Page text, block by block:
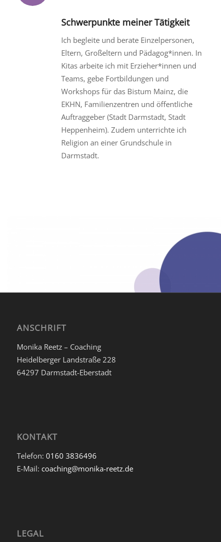
Schwerpunkte meiner Tätigkeit
Ich begleite und berate Einzelpersonen,
Eltern, Großeltern und Pädagog*innen. In
Kitas arbeite ich mit Erzieher*innen und
Teams, gebe Fortbildungen und
Workshops für das Bistum Mainz, die
EKHN, Familienzentren und öffentliche
Auftraggeber (Stadt Darmstadt, Stadt
Heppenheim). Zudem unterrichte ich
Religion an einer Grundschule in
Darmstadt.
ANSCHRIFT
Monika Reetz – Coaching
Heidelberger Landstraße 228
64297 Darmstadt-Eberstadt
KONTAKT
Telefon: 0160 3836496
E-Mail: coaching@monika-reetz.de
LEGAL